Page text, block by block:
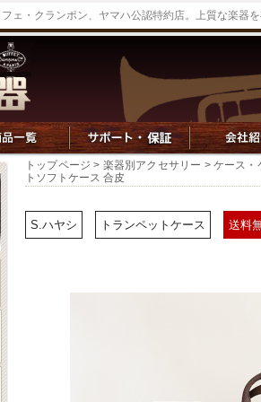
ェ・クランポン、ヤマハ公認特約店。上質な楽器
トップページ > 楽器別アクセサリー > ケース・
トソフトケース 合皮
S.ハヤシ トランペットケース 送料